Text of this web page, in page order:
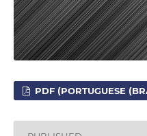
PDF (PORTUGUESE